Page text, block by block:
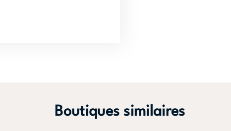
Boutiques similaires